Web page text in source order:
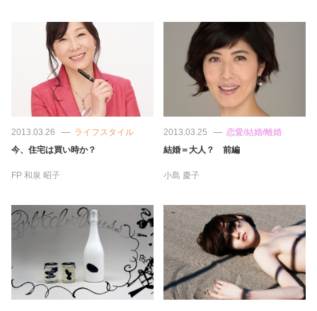
2013.03.26
ライフスタイル
今、住宅は買い時か？
FP 和泉 昭子
2013.03.25
恋愛/結婚/離婚
結婚＝大人？ 前編
小島 慶子